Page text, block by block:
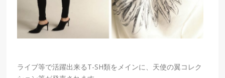
ライブ等で活躍出来るT-SH類をメインに、天使の翼コレク